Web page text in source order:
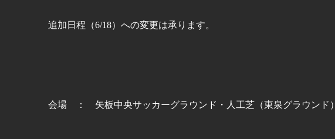
追加日程（6/18）への変更は承ります。
会場 ： 矢板中央サッカーグラウンド・人工芝（東泉グラウンド）